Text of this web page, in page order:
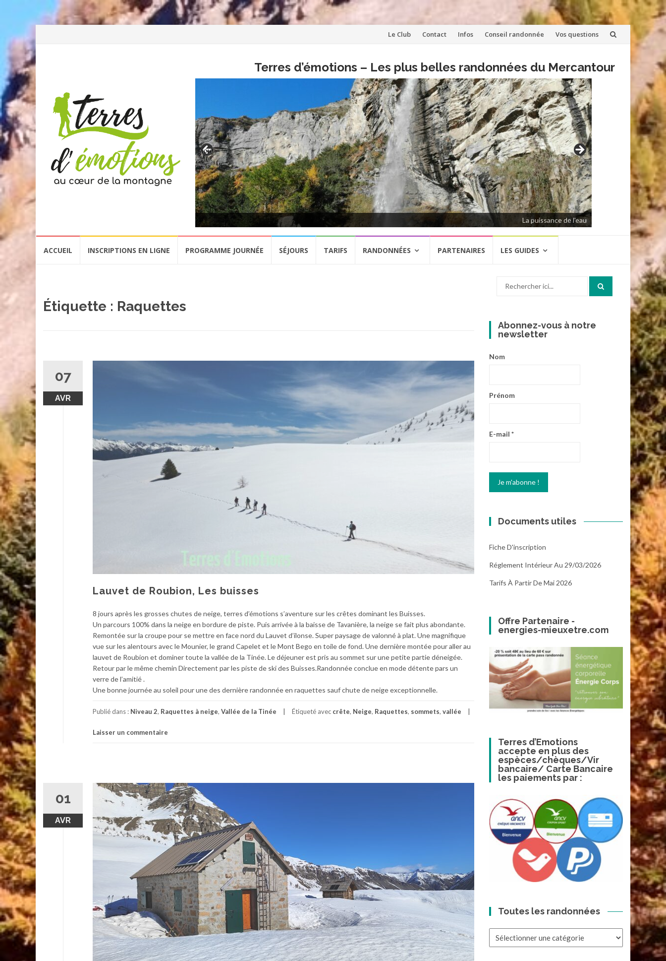
Aller
contenu
Le Club Contact Infos Conseil randonnée Vos questions
Terres d’émotions – Les plus belles randonnées du Mercantour
La puissance de l'eau
Previous
ACCUEIL INSCRIPTIONS EN LIGNE PROGRAMME JOURNÉE SÉJOURS TARIFS RANDONNÉES PARTENAIRES LES GUIDES
Étiquette : Raquettes
07
AVR
Lauvet de Roubion, Les buisses
8 jours après les grosses chutes de neige, terres d’émotions s’aventure sur les crêtes dominant les Buisses.
Un parcours 100% dans la neige en bordure de piste. Puis arrivée à la baisse de Tavanière, la neige se fait plus abondante.
Remontée sur la croupe pour se mettre en face nord du Lauvet d’ilonse. Super paysage de valonné à plat. Une magnifique
vue sur les alentours avec le Mounier, le grand Capelet et le Mont Bego en toile de fond. Une dernière montée pour aller au
lauvet de Roubion et dominer toute la vallée de la Tinée. Le déjeuner est pris au sommet sur une petite partie déneigée.
Retour par le même chemin Directement par les piste de ski des Buisses.Randonnée conclue en mode détente pars un
verre de l’amitié .
Une bonne journée au soleil pour une des dernière randonnée en raquettes sauf chute de neige exceptionnelle.
Publié dans : Niveau 2, Raquettes à neige, Vallée de la Tinée Étiqueté avec crête, Neige, Raquettes, sommets, vallée
Laisser un commentaire
01
AVR
Abonnez-vous à notre
newsletter
Nom
Prénom
E-mail *
Documents utiles
Fiche D'inscription
Réglement Intérieur Au 29/03/2026
Tarifs À Partir De Mai 2026
Offre Partenaire -
energies-mieuxetre.com
Terres d’Emotions
accepte en plus des
espèces/chèques/Vir
bancaire/ Carte Bancaire
les paiements par :
Toutes les randonnées